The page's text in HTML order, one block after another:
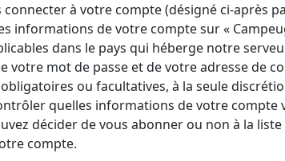
à votre compte (désigné ci-après
informations de votre compte sur «
dans le pays qui héberge notre
votre mot de passe et de votre adresse de
ou facultatives, à la seule
quelles informations de votre compte
décider de vous abonner ou non à la
compte.